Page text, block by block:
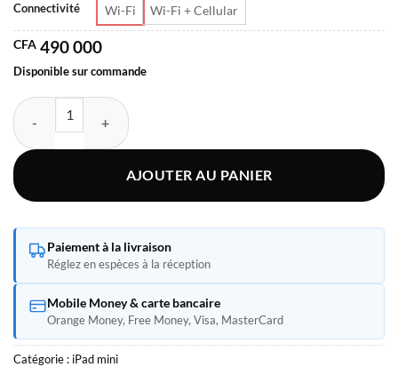
Connectivité Wi-Fi Wi-Fi + Cellular
CFA 490 000
Disponible sur commande
quantité de Apple iPad mini (2024)
AJOUTER AU PANIER
Paiement à la livraison
Réglez en espèces à la réception
Mobile Money & carte bancaire
Orange Money, Free Money, Visa, MasterCard
Catégorie : iPad mini